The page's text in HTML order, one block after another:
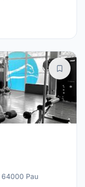
64000 Pau